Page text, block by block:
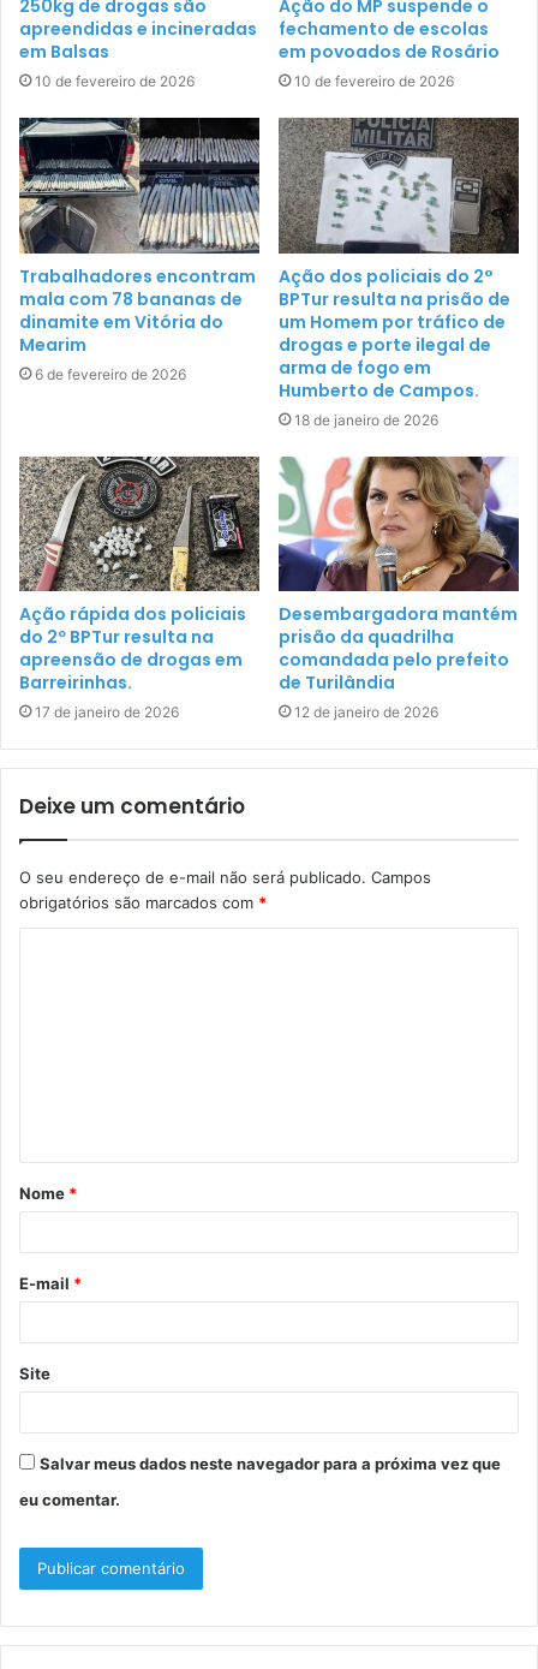
250kg de drogas são
apreendidas e incineradas
em Balsas
10 de fevereiro de 2026
Ação do MP suspende o
fechamento de escolas
em povoados de Rosário
10 de fevereiro de 2026
Trabalhadores encontram
mala com 78 bananas de
dinamite em Vitória do
Mearim
6 de fevereiro de 2026
Ação dos policiais do 2°
BPTur resulta na prisão de
um Homem por tráfico de
drogas e porte ilegal de
arma de fogo em
Humberto de Campos.
18 de janeiro de 2026
Ação rápida dos policiais
do 2º BPTur resulta na
apreensão de drogas em
Barreirinhas.
17 de janeiro de 2026
Desembargadora mantém
prisão da quadrilha
comandada pelo prefeito
de Turilândia
12 de janeiro de 2026
Deixe um comentário
O seu endereço de e-mail não será publicado. Campos
obrigatórios são marcados com *
á
r
*
Nome *
E-mail *
Site
Salvar meus dados neste navegador para a próxima vez que
eu comentar.